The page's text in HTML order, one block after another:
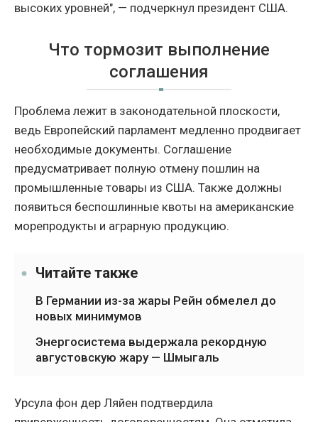
высоких уровней", — подчеркнул президент США.
Что тормозит выполнение
соглашения
Проблема лежит в законодательной плоскости,
ведь Европейский парламент медленно продвигает
необходимые документы. Соглашение
предусматривает полную отмену пошлин на
промышленные товары из США. Также должны
появиться беспошлинные квоты на американские
морепродукты и аграрную продукцию.
Читайте также
В Германии из-за жары Рейн обмелел до
новых минимумов
Энергосистема выдержала рекордную
августовскую жару — Шмыгаль
Урсула фон дер Ляйен подтвердила